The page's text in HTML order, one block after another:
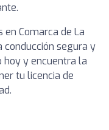
Comarca de La
conducción segura y
hoy y encuentra la
tu licencia de